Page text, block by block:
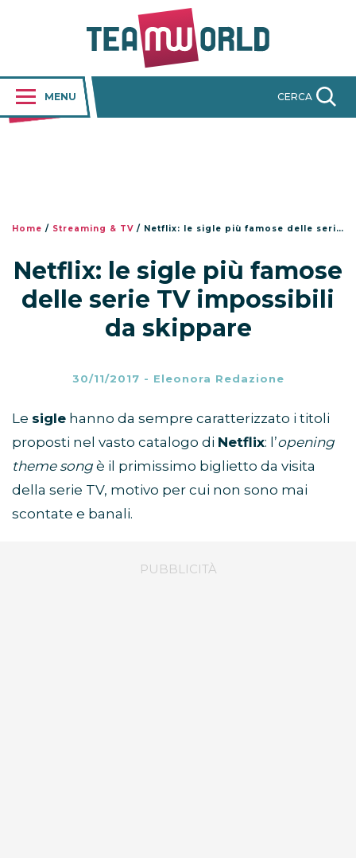
MENU CERCA
Home / Streaming & TV / Netflix: le sigle più famose delle serie TV impossibili da skippare
Netflix: le sigle più famose
delle serie TV impossibili
da skippare
30/11/2017 - Eleonora Redazione
Le sigle hanno da sempre caratterizzato i titoli
proposti nel vasto catalogo di Netflix: l’opening
theme song è il primissimo biglietto da visita
della serie TV, motivo per cui non sono mai
scontate e banali.